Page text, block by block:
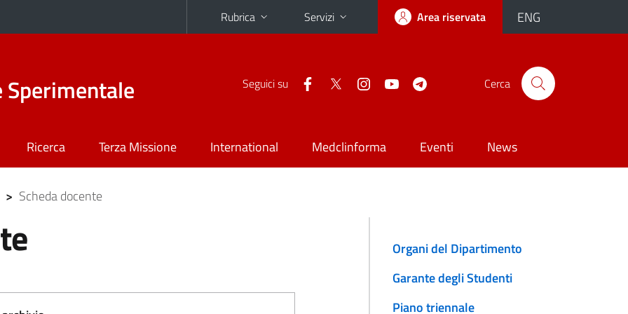
Rubrica Servizi Area riservata ENG
Sperimentale Seguici su Cerca
Ricerca Terza Missione International Medclinforma Eventi News
> Scheda docente
Organi del Dipartimento
Garante degli Studenti
Piano triennale